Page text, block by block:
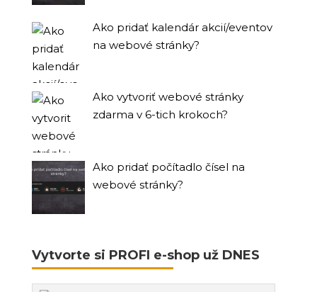
Ako pridať kalendár akcií/eventov
na webové stránky?
Ako vytvoriť webové stránky
zdarma v 6-tich krokoch?
Ako pridať počítadlo čísel na
webové stránky?
Vytvorte si PROFI e-shop už DNES